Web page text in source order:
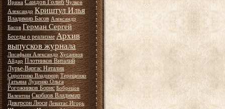
Ирина Саидов Голиб Чулков
Александр Криштул Илья
Владимир Басов Александр
Басов Герман Сергей
Беседы о реализме Архив
выпусков журнала
Лисафьин Александр Хусаинов
Айдар Плотников Виталий
Лурье-Варгас Наталия
Сиротенко Владимир Терещенко
Татьяна Луценко Ольга
Рогожников Борис Бобрецов
Валентин Скобцов Владимир
Дикерсон Люси Левитас Игорь